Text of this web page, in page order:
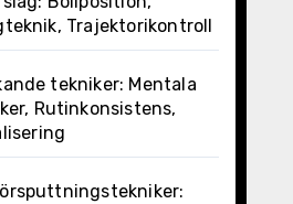
Trajektorikontroll
tekniker: Mentala
Rutinkonsistens,